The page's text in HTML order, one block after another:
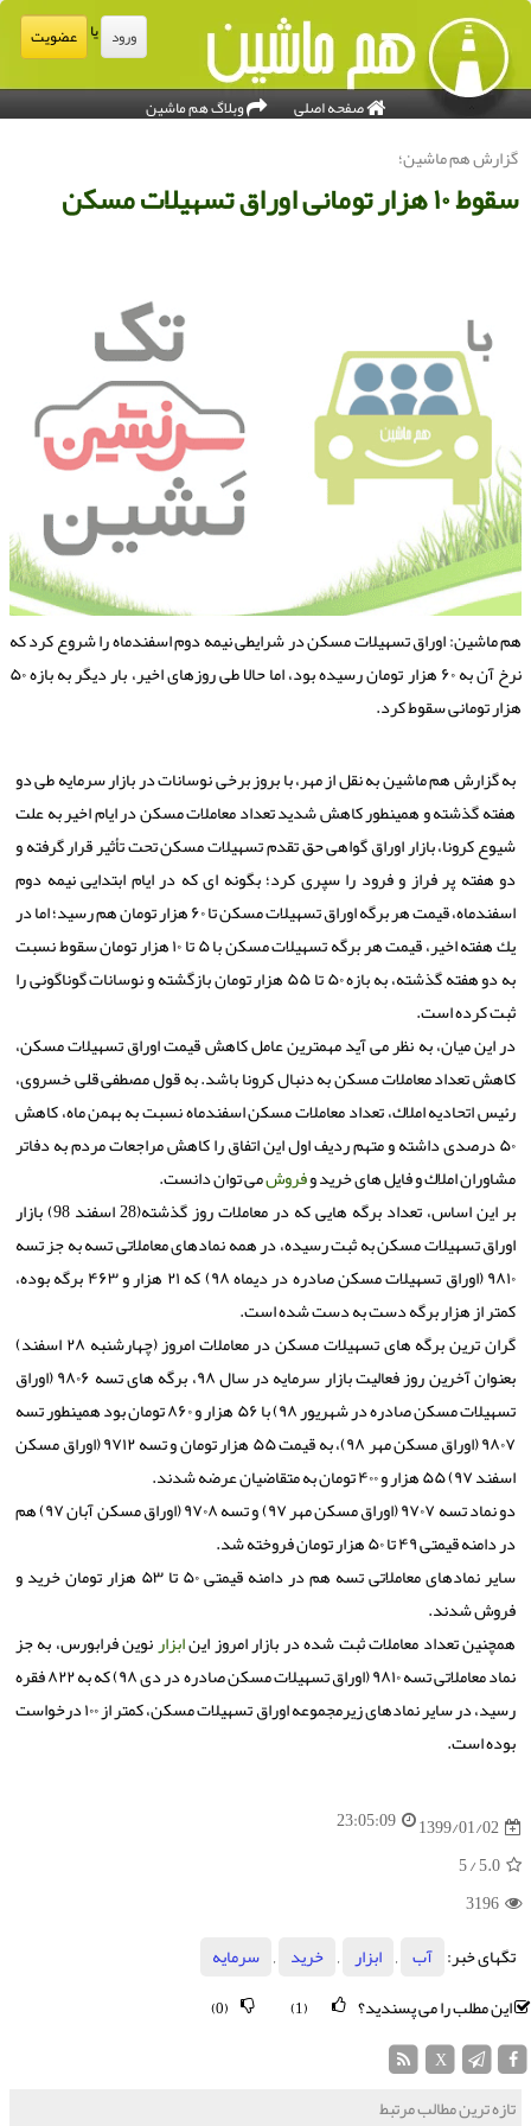
ورود عضویت
صفحه اصلی وبلاگ هم ماشین
گزارش هم ماشین؛
سقوط ۱۰ هزار تومانی اوراق تسهیلات مسكن
ماشین: اوراق تسهیلات مسكن در شرایطی نیمه دوم اسفندماه را شروع كرد كه
نرخ آن به ۶۰ هزار تومان رسیده بود، اما حالا طی روزهای اخیر، بار دیگر به بازه ۵۰
تومانی سقوط كرد.
به گزارش هم ماشین به نقل از مهر، با بروز برخی نوسانات در بازار سرمایه طی دو
هفته گذشته و همینطور كاهش شدید تعداد معاملات مسكن در ایام اخیر به علت
شیوع كرونا، بازار اوراق گواهی حق تقدم تسهیلات مسكن تحت تأثیر قرار گرفته و
دو هفته پر فراز و فرود را سپری كرد؛ بگونه ای كه در ایام ابتدایی نیمه دوم
اسفندماه، قیمت هر برگه اوراق تسهیلات مسكن تا ۶۰ هزار تومان هم رسید؛ اما در
یك هفته اخیر، قیمت هر برگه تسهیلات مسكن با ۵ تا ۱۰ هزار تومان سقوط نسبت
به دو هفته گذشته، به بازه ۵۰ تا ۵۵ هزار تومان بازگشته و نوسانات گوناگونی را
ثبت كرده است.
در این میان، به نظر می آید مهمترین عامل كاهش قیمت اوراق تسهیلات مسكن،
كاهش تعداد معاملات مسكن به دنبال كرونا باشد. به قول مصطفی قلی خسروی،
رئیس اتحادیه املاك، تعداد معاملات مسكن اسفندماه نسبت به بهمن ماه، كاهش
۵۰ درصدی داشته و متهم ردیف اول این اتفاق را كاهش مراجعات مردم به دفاتر
مشاوران املاك و فایل های خرید وفروشمی توان دانست.
بر این اساس، تعداد برگه هایی كه در معاملات روز گذشته(28 اسفند 98) بازار
اوراق تسهیلات مسكن به ثبت رسیده، در همه نمادهای معاملاتی تسه به جز تسه
۹۸۱۰ (اوراق تسهیلات مسكن صادره در دیماه ۹۸) كه ۲۱ هزار و ۴۶۳ برگه بوده،
كمتر از هزار برگه دست به دست شده است.
گران ترین برگه های تسهیلات مسكن در معاملات امروز (چهارشنبه ۲۸ اسفند)
بعنوان آخرین روز فعالیت بازار سرمایه در سال ۹۸، برگه های تسه ۹۸۰۶ (اوراق
تسهیلات مسكن صادره در شهریور ۹۸) با ۵۶ هزار و ۸۶۰ تومان بود همینطور تسه
۹۸۰۷ (اوراق مسكن مهر ۹۸)، به قیمت ۵۵ هزار تومان و تسه ۹۷۱۲ (اوراق مسكن
اسفند ۹۷) ۵۵ هزار و ۴۰۰ تومان به متقاضیان عرضه شدند.
دو نماد تسه ۹۷۰۷ (اوراق مسكن مهر ۹۷) و تسه ۹۷۰۸ (اوراق مسكن آبان ۹۷) هم
در دامنه قیمتی ۴۹ تا ۵۰ هزار تومان فروخته شد.
سایر نمادهای معاملاتی تسه هم در دامنه قیمتی ۵۰ تا ۵۳ هزار تومان خرید و
فروش شدند.
همچنین تعداد معاملات ثبت شده در بازار امروز اینابزارنوین فرابورس، به جز
نماد معاملاتی تسه ۹۸۱۰ (اوراق تسهیلات مسكن صادره در دی ۹۸) كه به ۸۲۲ فقره
رسید، در سایر نمادهای زیرمجموعه اوراق تسهیلات مسكن، كمتر از ۱۰۰ درخواست
بوده است.
1399/01/02
23:05:09
5.0
/ 5
3196
تگهای خبر:
آب , ابزار , خرید ,
سرمایه
این مطلب را می پسندید؟
(0)
تازه ترین مطالب مرتبط